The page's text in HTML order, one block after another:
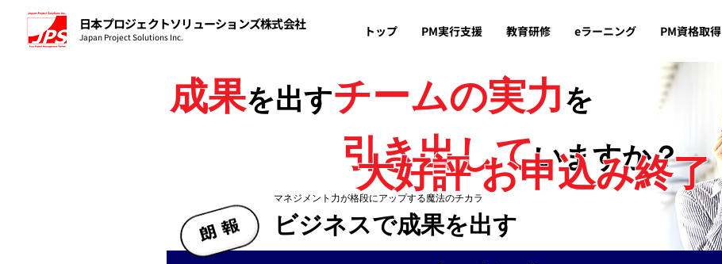
日本プロジェクトソリューションズ株式会社
Japan Project Solutions Inc. トップ PM実行支援 教育研修 eラーニング PM資格取得
成果を出すチームの実力を
引き出していますか？
マネジメント力が格段にアップする魔法のチカラ
ビジネスで成果を出す​​​​​​​​​​​​​​​​​​​​​​​​​​​​​​
大好評 お申込み終了